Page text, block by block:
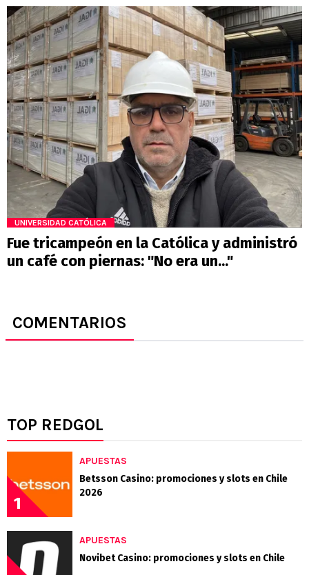
UNIVERSIDAD CATÓLICA
Fue tricampeón en la Católica y administró
un café con piernas: "No era un..."
COMENTARIOS
TOP REDGOL
1
APUESTAS
Betsson Casino: promociones y slots en Chile
2026
APUESTAS
Novibet Casino: promociones y slots en Chile